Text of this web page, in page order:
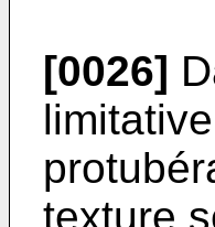
[0026]
texture